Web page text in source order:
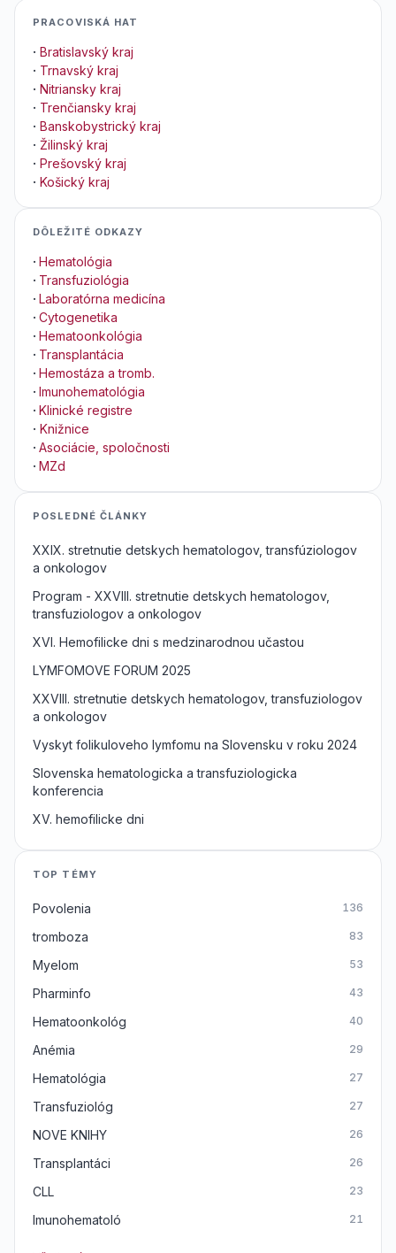
PRACOVISKÁ HAT
· Bratislavský kraj
· Trnavský kraj
· Nitriansky kraj
· Trenčiansky kraj
· Banskobystrický kraj
· Žilinský kraj
· Prešovský kraj
· Košický kraj
DÔLEŽITÉ ODKAZY
· Hematológia
· Transfuziológia
· Laboratórna medicína
· Cytogenetika
· Hematoonkológia
· Transplantácia
· Hemostáza a tromb.
· Imunohematológia
· Klinické registre
· Knižnice
· Asociácie, spoločnosti
· MZd
POSLEDNÉ ČLÁNKY
XXIX. stretnutie detskych hematologov, transfúziologov
a onkologov
Program - XXVIII. stretnutie detskych hematologov,
transfuziologov a onkologov
XVI. Hemofilicke dni s medzinarodnou učastou
LYMFOMOVE FORUM 2025
XXVIII. stretnutie detskych hematologov, transfuziologov
a onkologov
Vyskyt folikuloveho lymfomu na Slovensku v roku 2024
Slovenska hematologicka a transfuziologicka
konferencia
XV. hemofilicke dni
TOP TÉMY
Povolenia 136
tromboza 83
Myelom 53
Pharminfo 43
Hematoonkológ 40
Anémia 29
Hematológia 27
Transfuziológ 27
NOVE KNIHY 26
Transplantáci 26
CLL 23
Imunohematoló 21